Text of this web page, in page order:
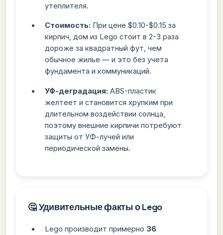
утеплителя.
Стоимость: При цене $0.10-$0.15 за
кирпич, дом из Lego стоит в 2-3 раза
дороже за квадратный фут, чем
обычное жилье — и это без учета
фундамента и коммуникаций.
УФ-деградация: ABS-пластик
желтеет и становится хрупким при
длительном воздействии солнца,
поэтому внешние кирпичи потребуют
защиты от УФ-лучей или
периодической замены.
🤔 Удивительные факты о Lego
Lego производит примерно 36